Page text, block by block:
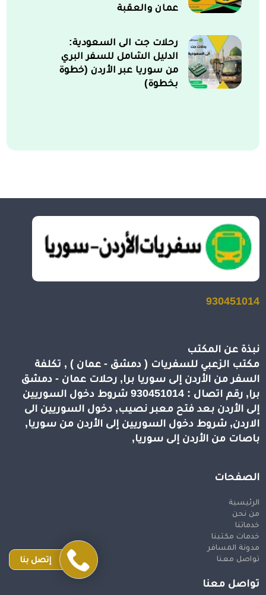
عمان والعقبة
رحلات جت الى السعودية:
الدليل الشامل للسفر البري
من سوريا عبر الأردن (خطوة
بخطوة)
930451014
نبذة عن المكتب
مكتب الزعبي للسفريات ( دمشق - عمان ) , تكلفة
السفر من الأردن إلى سوريا برا, رحلات عمان - دمشق
برا, رقم اتصال : 930451014 شروط دخول السوريين
إلى الأردن بعد فتح معبر نصيب, دخول السوريين الى
الاردن, شروط دخول السوريين إلى الأردن من سوريا,
باصات من الأردن إلى سوريا,
الصفحات
الرئيسية
من نحن
خدماتنا
خدمات مكتبنا
مدونة المسافر
تواصل معنا
تواصل معنا
إتصل بنا